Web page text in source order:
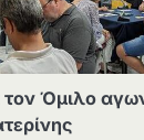
τον Όμιλο